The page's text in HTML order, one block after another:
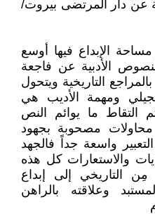
عن دار المرتضى بيروت/
الإبداع فيها أوسع
الأدبية عن فاجعة
التاريخية ويتحول
ومهمة الأديب هي
التقاط ما يوائم النص
مصحوبة بجهود
واسعة جداً فالجهد
والاستعارات كل هذه
مِن التاريخي إلى إبداع
وعلاقته بالراهن